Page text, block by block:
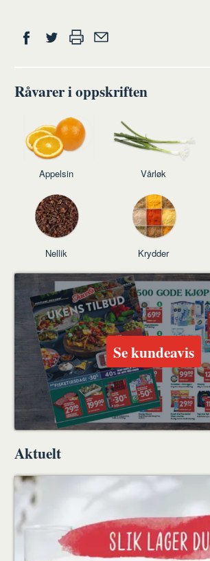
Del
FacebookTwitter
venn
Råvarer i oppskriften
Appelsin Vårløk
Nellik Krydder
Se kundeavis
Aktuelt